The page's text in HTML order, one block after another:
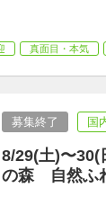
真面目・本気
募集終了 国
8/29(土)〜30(
の森 自然ふ